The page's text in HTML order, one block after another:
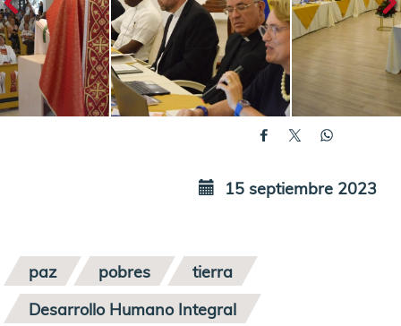
15 septiembre 2023
paz pobres
tierra
Desarrollo Humano Integral